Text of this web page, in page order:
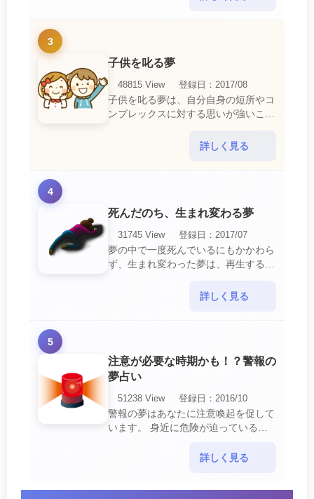
3
子供を叱る夢
48815 View
登録日：2017/08
子供を叱る夢は、自分自身の短所やコ
ンプレックスに対する思いが強いこと
短所やコンプレックスを的確に認識し
詳しく見る
4
死んだのち、生まれ変わる夢
31745 View
登録日：2017/07
夢の中で一度死んでいるにもかかわら
ず、生まれ変わった夢は、再生する夢
あなたに関するすべての運気が上昇し
詳しく見る
5
注意が必要な時期かも！？警報の
夢占い
51238 View
登録日：2016/10
警報の夢はあなたに注意喚起を促して
います。 身近に危険が迫っている暗
て危機を回避する事が必要です。 ま
詳しく見る